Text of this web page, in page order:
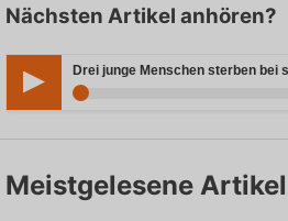
Nächsten Artikel anhören?
Meistgelesene Artikel